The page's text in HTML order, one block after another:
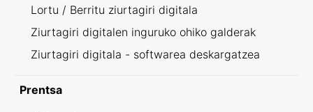
Lortu / Berritu ziurtagiri digitala
Ziurtagiri digitalen inguruko ohiko galderak
Ziurtagiri digitala - softwarea deskargatzea
Prentsa